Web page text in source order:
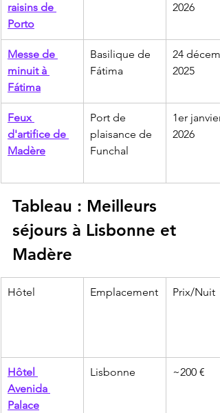
raisins de
Porto
2026
Messe de
minuit à
Fátima
Basilique de
Fátima
24
2025
Feux
d'artifice de
Madère
Port de
plaisance de
Funchal
1er janvier
2026
Tableau : Meilleurs
séjours à Lisbonne et
Madère
Hôtel Emplacement Prix/Nuit
Hôtel
Avenida
Palace
Lisbonne ~200 €